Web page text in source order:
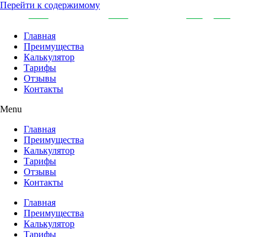
Перейти к содержимому
Главная
Преимущества
Калькулятор
Тарифы
Отзывы
Контакты
Menu
Главная
Преимущества
Калькулятор
Тарифы
Отзывы
Контакты
Главная
Преимущества
Калькулятор
Тарифы